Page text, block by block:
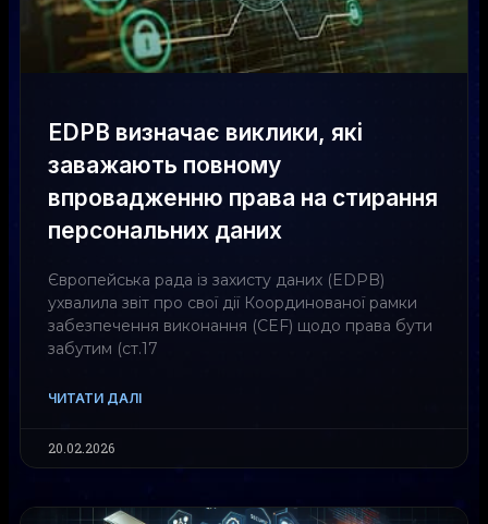
EDPB визначає виклики, які
заважають повному
впровадженню права на стирання
персональних даних
Європейська рада із захисту даних (EDPB)
ухвалила звіт про свої дії Координованої рамки
забезпечення виконання (CEF) щодо права бути
забутим (ст.17
ЧИТАТИ ДАЛІ
20.02.2026